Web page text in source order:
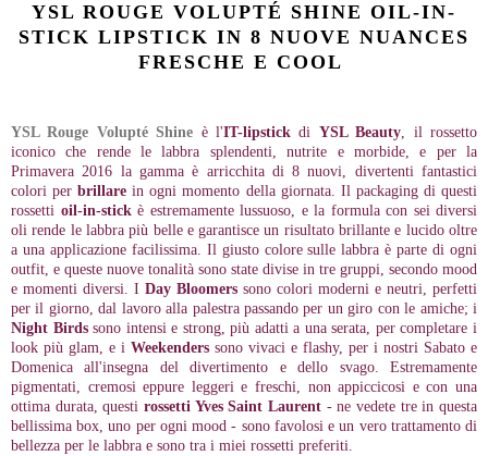
YSL ROUGE VOLUPTÉ SHINE OIL-IN-
STICK LIPSTICK IN 8 NUOVE NUANCES
FRESCHE E COOL
YSL Rouge Volupté Shine è l'IT-lipstick di YSL Beauty , il rossetto
iconico che rende le labbra splendenti, nutrite e morbide, e per la
Primavera 2016 la gamma è arricchita di 8 nuovi, divertenti fantastici
colori perbrillare in ogni momento della giornata. Il packaging di questi
rossetti oil-in-stickè estremamente lussuoso, e la formula con sei diversi
oli rende le labbra più belle e garantisce un risultato brillante e lucido oltre
a una applicazione facilissima. Il giusto colore sulle labbra è parte di ogni
outfit, e queste nuove tonalità sono state divise in tre gruppi, secondo mood
e momenti diversi. I Day Bloomers sono colori moderni e neutri, perfetti
per il giorno, dal lavoro alla palestra passando per un giro con le amiche; i
Night Birdssono intensi e strong, più adatti a una serata, per completare i
look più glam, e i Weekenders sono vivaci e flashy, per i nostri Sabato e
Domenica all'insegna del divertimento e dello svago. Estremamente
pigmentati, cremosi eppure leggeri e freschi, non appiccicosi e con una
ottima durata, questi rossetti Yves Saint Laurent - ne vedete tre in questa
bellissima box, uno per ogni mood - sono favolosi e un vero trattamento di
bellezza per le labbra e sono tra i miei rossetti preferiti.